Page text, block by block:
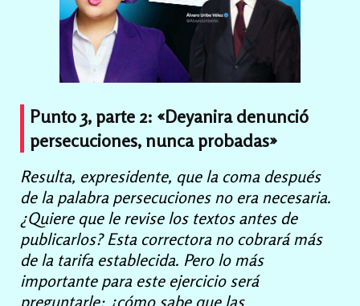
Punto 3, parte 2: «Deyanira denunció
persecuciones, nunca probadas»
Resulta, expresidente, que la coma después
de la palabra persecuciones no era necesaria.
¿Quiere que le revise los textos antes de
publicarlos? Esta correctora no cobrará más
de la tarifa establecida. Pero lo más
importante para este ejercicio será
preguntarle: ¿cómo sabe que las